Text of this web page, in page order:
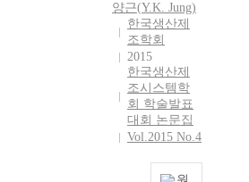
양근(Y.K. Jung)
한국생산제
조학회
2015
한국생산제
조시스템학
회 학술발표
대회 논문집
Vol.2015 No.4